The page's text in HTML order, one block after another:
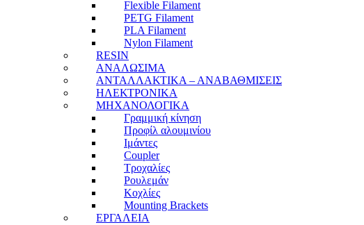
Flexible Filament
PETG Filament
PLA Filament
Nylon Filament
RESIN
ΑΝΑΛΩΣΙΜΑ
ΑΝΤΑΛΛΑΚΤΙΚΑ – ΑΝΑΒΑΘΜΙΣΕΙΣ
ΗΛΕΚΤΡΟΝΙΚΑ
ΜΗΧΑΝΟΛΟΓΙΚΑ
Γραμμική κίνηση
Προφίλ αλουμινίου
Ιμάντες
Coupler
Τροχαλίες
Ρουλεμάν
Κοχλίες
Mounting Brackets
ΕΡΓΑΛΕΙΑ